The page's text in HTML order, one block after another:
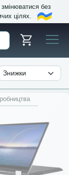
без
цілях.